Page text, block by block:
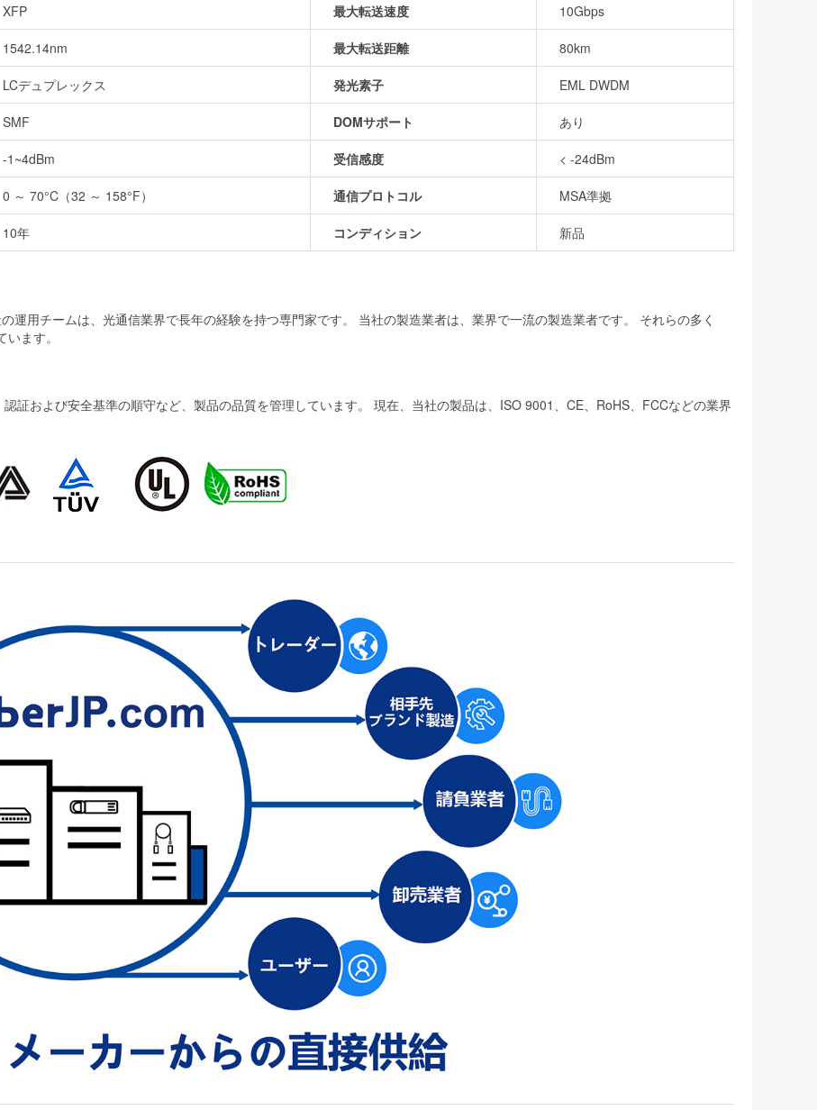
XFP 最大転送速度 10Gbps
1542.14nm 最大転送距離 80km
LCデュプレックス 発光素子 EML DWDM
SMF DOMサポート あり
-1~4dBm 受信感度 < -24dBm
0 ～ 70°C（32 ～ 158°F） 通信プロトコル MSA準拠
10年 コンディション 新品
運用チームは、光通信業界で長年の経験を持つ専門家です。 当社の製造業者は、業界で一流の製造業者です。 それらの多く
ます。
証および安全基準の順守など、製品の品質を管理しています。 現在、当社の製品は、ISO 9001、CE、RoHS、FCCなどの業界